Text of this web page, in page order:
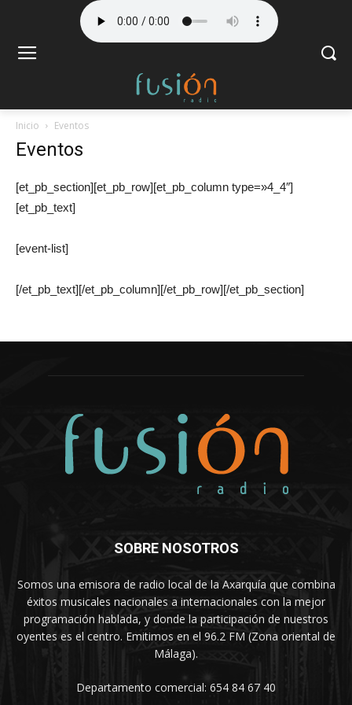
Inicio Eventos
Eventos
[et_pb_section][et_pb_row][et_pb_column type=»4_4″]
[et_pb_text]
[event-list]
[/et_pb_text][/et_pb_column][/et_pb_row][/et_pb_section]
SOBRE NOSOTROS
Somos una emisora de radio local de la Axarquía que combina
éxitos musicales nacionales a internacionales con la mejor
programación hablada, y donde la participación de nuestros
oyentes es el centro. Emitimos en el 96.2 FM (Zona oriental de
Málaga).
Departamento comercial: 654 84 67 40